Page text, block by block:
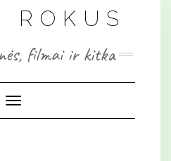
ROKUS
filmai ir kitka
Toggle Navigation